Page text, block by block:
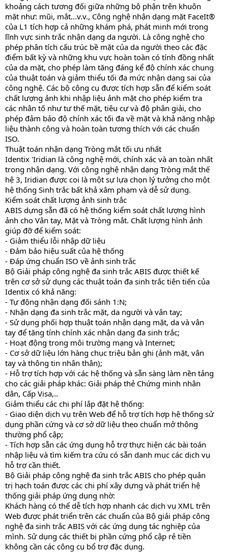
khoảng cách tương đối giữa những bộ phận trên khuôn
mặt như: mũi, mắt...v.v., Công nghệ nhận dạng mặt FaceIt®
của L1 tích hợp cả những khám phá, phát minh mới trong
lĩnh vực sinh trắc nhận dạng da người. Là công nghệ cho
phép phân tích cấu trúc bề mặt của da người theo các đặc
điểm bất kỳ và những khu vực hoàn toàn có tính đồng nhất
của da mặt, cho phép làm tăng đáng kể độ chính xác chung
của thuật toán và giảm thiểu tối đa mức nhận dạng sai của
công nghệ. Các bộ công cụ được tích hợp sẵn để kiểm soát
chất lượng ảnh khi nhập liệu ảnh mặt cho phép kiểm tra
các nhân tố như tư thế mặt, tiêu cự và độ phân giải, cho
phép đảm bảo độ chính xác tối đa về mặt và khả năng nhập
liệu thành công và hoàn toàn tương thích với các chuẩn
ISO.
Thuật toán nhận dạng Tròng mắt tối ưu nhất
Identix 'Iridian là công nghệ mới, chính xác và an toàn nhất
trong nhận dạng. Với công nghệ nhận dạng Tròng mắt thế
hệ 3, Iridian được coi là một sự lựa chọn lý tưởng cho một
hệ thống Sinh trắc bất khả xâm phạm và dễ sử dụng.
Kiểm soát chất lượng ảnh sinh trắc
ABIS dựng sẵn đã có hệ thống kiểm soát chất lượng hình
ảnh cho Vân tay, Mặt và Tròng mắt. Chất lượng hình ảnh
giúp đỡ để kiểm soát:
- Giảm thiểu lỗi nhập dữ liệu
- Đảm bảo hiệu suất của hệ thống
- Đáp ứng chuẩn ISO về ảnh sinh trắc
Bộ Giải pháp công nghệ đa sinh trắc ABIS được thiết kế
trên cơ sở sử dụng các thuật toán đa sinh trắc tiên tiến của
Identix có khả năng:
- Tự động nhận dạng đối sánh 1:N;
- Nhận dạng đa sinh trắc mặt, da người và vân tay;
- Sử dụng phối hợp thuật toán nhận dạng mặt, da và vân
tay để tăng tính chính xác nhận dạng đa sinh trắc;
- Hoạt động trong môi trường mạng và Internet;
- Cơ sở dữ liệu lớn hàng chục triệu bản ghi (ảnh mặt, vân
tay và thông tin nhân thân);
- Hỗ trợ tích hợp với các hệ thống và sẵn sàng làm nền tảng
cho các giải pháp khác: Giải pháp thẻ Chứng minh nhân
dân, Cấp Visa,..
Giảm thiểu các chi phí lắp đặt hệ thống:
- Giao diện dịch vụ trên Web để hỗ trợ tích hợp hệ thống sử
dụng phần cứng và cơ sở dữ liệu theo chuẩn mở thông
thường phổ cập;
- Tích hợp sẵn các ứng dụng hỗ trợ thực hiện các bài toán
nhập liệu và tìm kiếm tra cứu có sẵn danh mục các dịch vụ
hỗ trợ cần thiết.
Bộ Giải pháp công nghệ đa sinh trắc ABIS cho phép quản
trị hạch toán được các chi phí xây dựng và phát triển hệ
thống giải pháp ứng dụng nhờ:
Khách hàng có thể dễ tích hợp nhanh các dịch vụ XML trên
Web được phát triển trên các chuẩn của Bộ giải pháp công
nghệ đa sinh trắc ABIS với các ứng dụng tác nghiệp của
mình. Sử dụng các thiết bị phần cứng phổ cập rẻ tiền
không cần các công cụ bổ trợ đặc dụng.